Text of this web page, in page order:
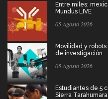
Entre miles:
Mundus LIVE
05 Agosto 2026
Movilidad y
de investigación
05 Agosto 2026
Estudiantes de 5
Sierra Tarahumara